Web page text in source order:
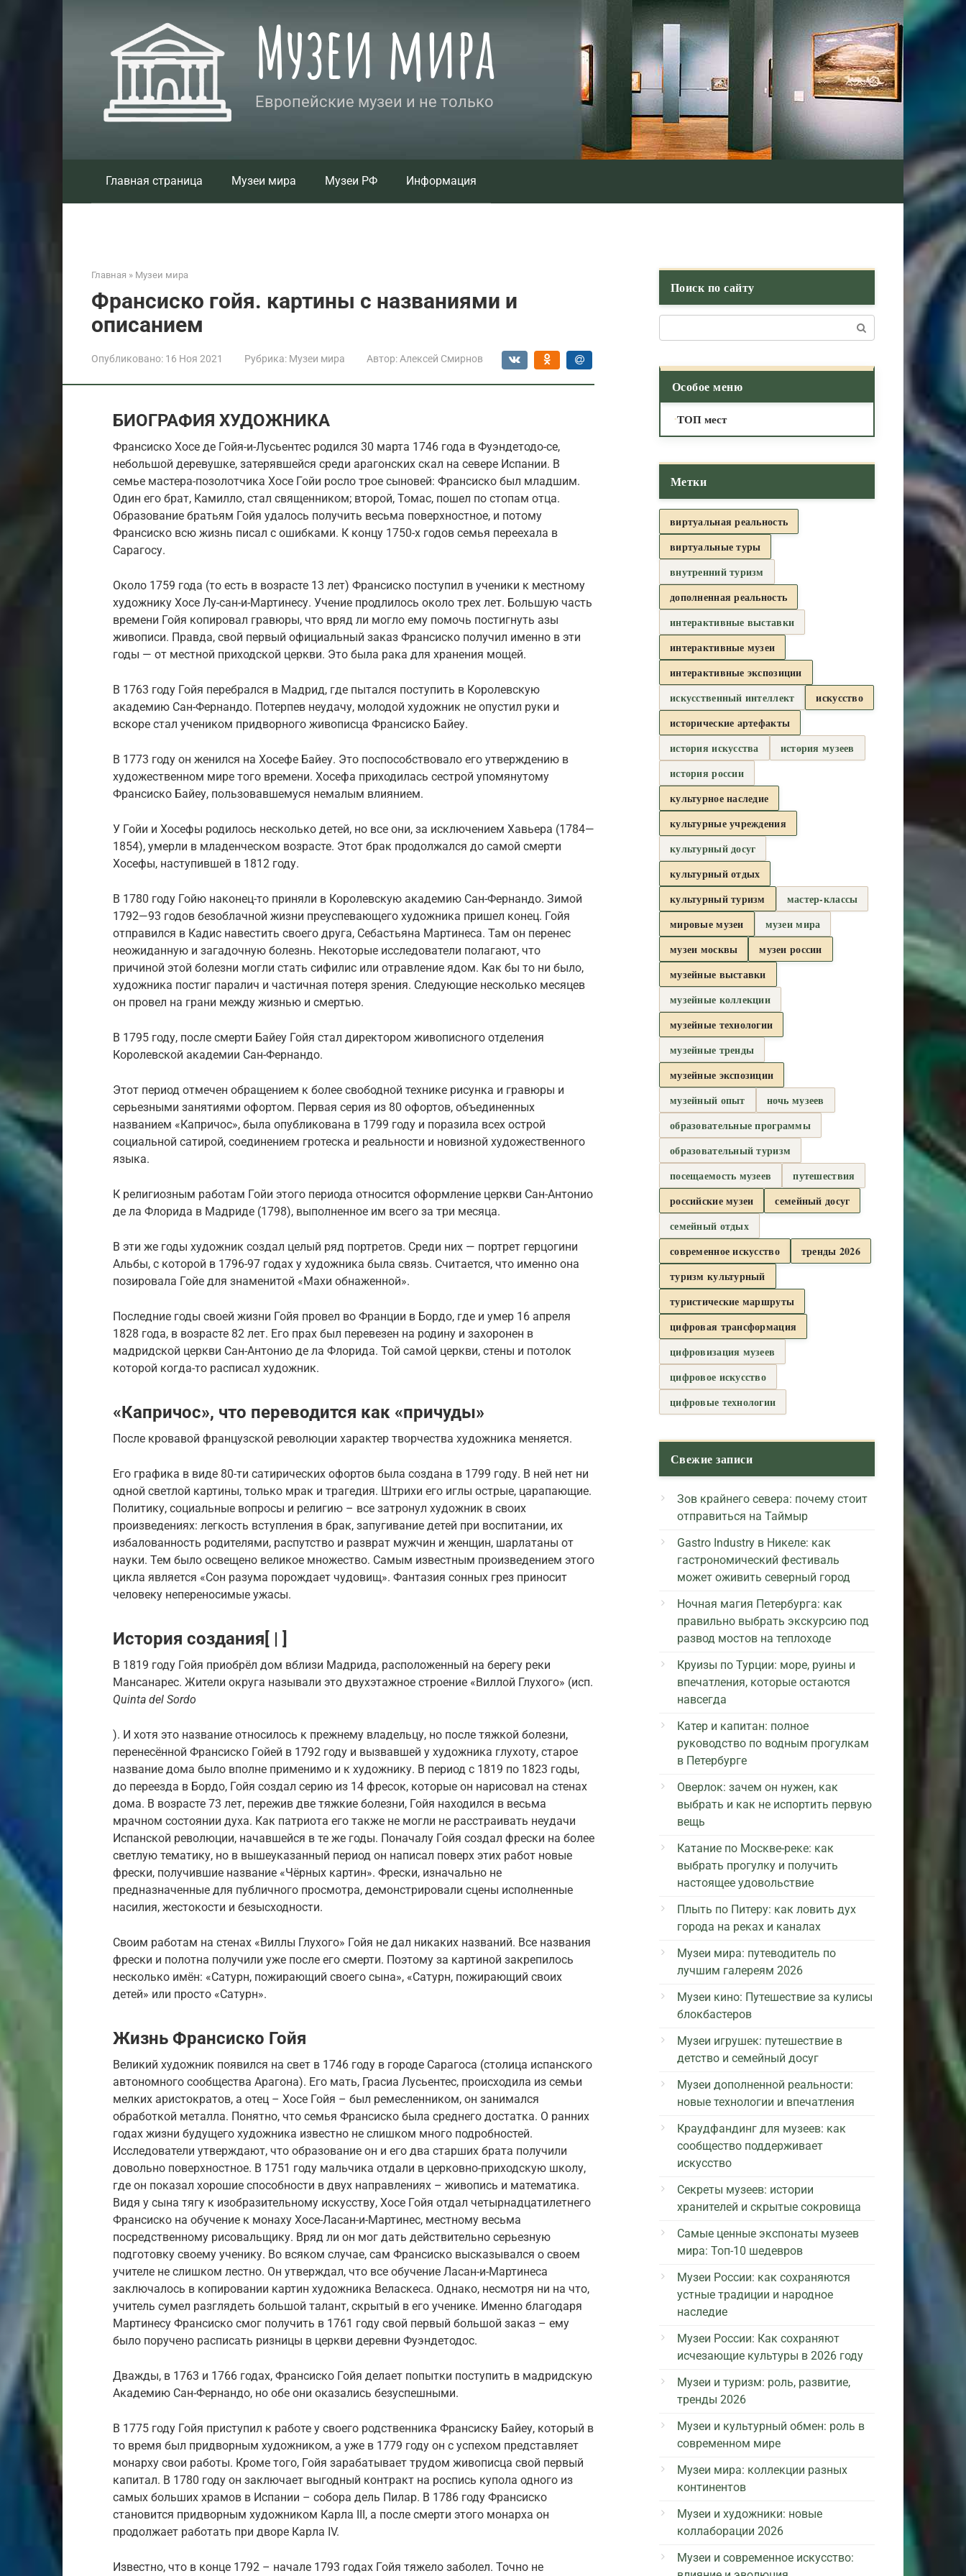
Музеи мира
Европейские музеи и не только
Главная страница Музеи мира Музеи РФ Информация
Главная » Музеи мира
Франсиско гойя. картины с названиями и
описанием
Опубликовано: 16 Ноя 2021 Рубрика: Музеи мира Автор: Алексей Смирнов
БИОГРАФИЯ ХУДОЖНИКА
Франсиско Хосе де Гойя-и-Лусьентес родился 30 марта 1746 года в Фуэндетодо-се,
небольшой деревушке, затерявшейся среди арагонских скал на севере Испании. В
семье мастера-позолотчика Хосе Гойи росло трое сыновей: Франсиско был младшим.
Один его брат, Камилло, стал священником; второй, Томас, пошел по стопам отца.
Образование братьям Гойя удалось получить весьма поверхностное, и потому
Франсиско всю жизнь писал с ошибками. К концу 1750-х годов семья переехала в
Сарагосу.
Около 1759 года (то есть в возрасте 13 лет) Франсиско поступил в ученики к местному
художнику Хосе Лу-сан-и-Мартинесу. Учение продлилось около трех лет. Большую часть
времени Гойя копировал гравюры, что вряд ли могло ему помочь постигнуть азы
живописи. Правда, свой первый официальный заказ Франсиско получил именно в эти
годы — от местной приходской церкви. Это была рака для хранения мощей.
В 1763 году Гойя перебрался в Мадрид, где пытался поступить в Королевскую
академию Сан-Фернандо. Потерпев неудачу, молодой художник не опустил руки и
вскоре стал учеником придворного живописца Франсиско Байеу.
В 1773 году он женился на Хосефе Байеу. Это поспособствовало его утверждению в
художественном мире того времени. Хосефа приходилась сестрой упомянутому
Франсиско Байеу, пользовавшемуся немалым влиянием.
У Гойи и Хосефы родилось несколько детей, но все они, за исключением Хавьера (1784—
1854), умерли в младенческом возрасте. Этот брак продолжался до самой смерти
Хосефы, наступившей в 1812 году.
В 1780 году Гойю наконец-то приняли в Королевскую академию Сан-Фернандо. Зимой
1792—93 годов безоблачной жизни преуспевающего художника пришел конец. Гойя
отправился в Кадис навестить своего друга, Себастьяна Мартинеса. Там он перенес
неожиданную и загадочную болезнь. Некоторые исследователи полагают, что
причиной этой болезни могли стать сифилис или отравление ядом. Как бы то ни было,
художника постиг паралич и частичная потеря зрения. Следующие несколько месяцев
он провел на грани между жизнью и смертью.
В 1795 году, после смерти Байеу Гойя стал директором живописного отделения
Королевской академии Сан-Фернандо.
Этот период отмечен обращением к более свободной технике рисунка и гравюры и
серьезными занятиями офортом. Первая серия из 80 офортов, объединенных
названием «Капричос», была опубликована в 1799 году и поразила всех острой
социальной сатирой, соединением гротеска и реальности и новизной художественного
языка.
К религиозным работам Гойи этого периода относится оформление церкви Сан-Антонио
де ла Флорида в Мадриде (1798), выполненное им всего за три месяца.
В эти же годы художник создал целый ряд портретов. Среди них — портрет герцогини
Альбы, с которой в 1796-97 годах у художника была связь. Считается, что именно она
позировала Гойе для знаменитой «Махи обнаженной».
Последние годы своей жизни Гойя провел во Франции в Бордо, где и умер 16 апреля
1828 года, в возрасте 82 лет. Его прах был перевезен на родину и захоронен в
мадридской церкви Сан-Антонио де ла Флорида. Той самой церкви, стены и потолок
которой когда-то расписал художник.
«Капричос», что переводится как «причуды»
После кровавой французской революции характер творчества художника меняется.
Его графика в виде 80-ти сатирических офортов была создана в 1799 году. В ней нет ни
одной светлой картины, только мрак и трагедия. Штрихи его иглы острые, царапающие.
Политику, социальные вопросы и религию – все затронул художник в своих
произведениях: легкость вступления в брак, запугивание детей при воспитании, их
избалованность родителями, распутство и разврат мужчин и женщин, шарлатаны от
науки. Тем было освещено великое множество. Самым известным произведением этого
цикла является «Сон разума порождает чудовищ». Фантазия сонных грез приносит
человеку непереносимые ужасы.
История создания[ | ]
В 1819 году Гойя приобрёл дом вблизи Мадрида, расположенный на берегу реки
Мансанарес. Жители округа называли это двухэтажное строение «Виллой Глухого» (исп.
Quinta del Sordo
). И хотя это название относилось к прежнему владельцу, но после тяжкой болезни,
перенесённой Франсиско Гойей в 1792 году и вызвавшей у художника глухоту, старое
название дома было вполне применимо и к художнику. В период с 1819 по 1823 годы,
до переезда в Бордо, Гойя создал серию из 14 фресок, которые он нарисовал на стенах
дома. В возрасте 73 лет, пережив две тяжкие болезни, Гойя находился в весьма
мрачном состоянии духа. Как патриота его также не могли не расстраивать неудачи
Испанской революции, начавшейся в те же годы. Поначалу Гойя создал фрески на более
светлую тематику, но в вышеуказанный период он написал поверх этих работ новые
фрески, получившие название «Чёрных картин». Фрески, изначально не
предназначенные для публичного просмотра, демонстрировали сцены исполненные
насилия, жестокости и безысходности.
Своим работам на стенах «Виллы Глухого» Гойя не дал никаких названий. Все названия
фрески и полотна получили уже после его смерти. Поэтому за картиной закрепилось
несколько имён: «Сатурн, пожирающий своего сына», «Сатурн, пожирающий своих
детей» или просто «Сатурн».
Жизнь Франсиско Гойя
Великий художник появился на свет в 1746 году в городе Сарагоса (столица испанского
автономного сообщества Арагона). Его мать, Грасиа Лусьентес, происходила из семьи
мелких аристократов, а отец – Хосе Гойя – был ремесленником, он занимался
обработкой металла. Понятно, что семья Франсиско была среднего достатка. О ранних
годах жизни будущего художника известно не слишком много подробностей.
Исследователи утверждают, что образование он и его два старших брата получили
довольно поверхностное. В 1751 году мальчика отдали в церковно-приходскую школу,
где он показал хорошие способности в двух направлениях – живопись и математика.
Видя у сына тягу к изобразительному искусству, Хосе Гойя отдал четырнадцатилетнего
Франсиско на обучение к монаху Хосе-Ласан-и-Мартинес, местному весьма
посредственному рисовальщику. Вряд ли он мог дать действительно серьезную
подготовку своему ученику. Во всяком случае, сам Франсиско высказывался о своем
учителе не слишком лестно. Он утверждал, что все обучение Ласан-и-Мартинеса
заключалось в копировании картин художника Веласкеса. Однако, несмотря ни на что,
учитель сумел разглядеть большой талант, скрытый в его ученике. Именно благодаря
Мартинесу Франсиско смог получить в 1761 году свой первый большой заказ – ему
было поручено расписать ризницы в церкви деревни Фуэндетодос.
Дважды, в 1763 и 1766 годах, Франсиско Гойя делает попытки поступить в мадридскую
Академию Сан-Фернандо, но обе они оказались безуспешными.
В 1775 году Гойя приступил к работе у своего родственника Франсиску Байеу, который в
то время был придворным художником, а уже в 1779 году он с успехом представляет
монарху свои работы. Кроме того, Гойя зарабатывает трудом живописца свой первый
капитал. В 1780 году он заключает выгодный контракт на роспись купола одного из
самых больших храмов в Испании – собора дель Пилар. В 1786 году Франсиско
становится придворным художником Карла III, а после смерти этого монарха он
продолжает работать при дворе Карла IV.
Известно, что в конце 1792 – начале 1793 годах Гойя тяжело заболел. Точно не
Поиск по сайту
Особое меню
ТОП мест
Метки
виртуальная реальность
виртуальные туры
внутренний туризм
дополненная реальность
интерактивные выставки
интерактивные музеи
интерактивные экспозиции
искусственный интеллект
искусство
исторические артефакты
история искусства
история музеев
история россии
культурное наследие
культурные учреждения
культурный досуг
культурный отдых
культурный туризм
мастер-классы
мировые музеи
музеи мира
музеи москвы
музеи россии
музейные выставки
музейные коллекции
музейные технологии
музейные тренды
музейные экспозиции
музейный опыт
ночь музеев
образовательные программы
образовательный туризм
посещаемость музеев
путешествия
российские музеи
семейный досуг
семейный отдых
современное искусство
тренды 2026
туризм культурный
туристические маршруты
цифровая трансформация
цифровизация музеев
цифровое искусство
цифровые технологии
Свежие записи
Зов крайнего севера: почему стоит
отправиться на Таймыр
Gastro Industry в Никеле: как
гастрономический фестиваль
может оживить северный город
Ночная магия Петербурга: как
правильно выбрать экскурсию под
развод мостов на теплоходе
Круизы по Турции: море, руины и
впечатления, которые остаются
навсегда
Катер и капитан: полное
руководство по водным прогулкам
в Петербурге
Оверлок: зачем он нужен, как
выбрать и как не испортить первую
вещь
Катание по Москве-реке: как
выбрать прогулку и получить
настоящее удовольствие
Плыть по Питеру: как ловить дух
города на реках и каналах
Музеи мира: путеводитель по
лучшим галереям 2026
Музеи кино: Путешествие за кулисы
блокбастеров
Музеи игрушек: путешествие в
детство и семейный досуг
Музеи дополненной реальности:
новые технологии и впечатления
Краудфандинг для музеев: как
сообщество поддерживает
искусство
Секреты музеев: истории
хранителей и скрытые сокровища
Самые ценные экспонаты музеев
мира: Топ-10 шедевров
Музеи России: как сохраняются
устные традиции и народное
наследие
Музеи России: Как сохраняют
исчезающие культуры в 2026 году
Музеи и туризм: роль, развитие,
тренды 2026
Музеи и культурный обмен: роль в
современном мире
Музеи мира: коллекции разных
континентов
Музеи и художники: новые
коллаборации 2026
Музеи и современное искусство: